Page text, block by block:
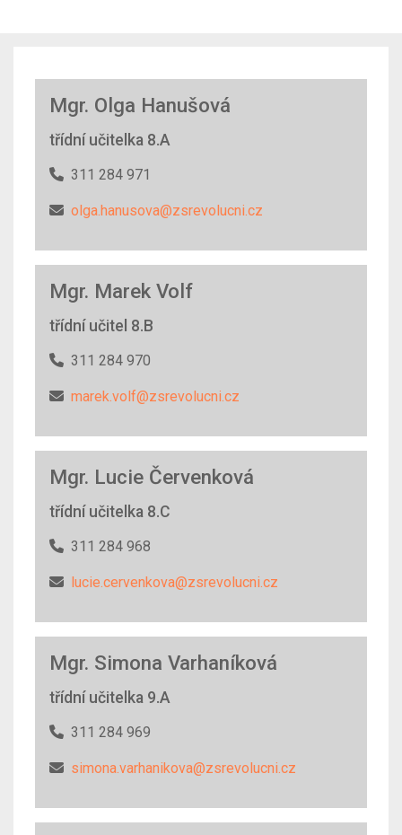
Mgr. Olga Hanušová
třídní učitelka 8.A
311 284 971
olga.hanusova@zsrevolucni.cz
Mgr. Marek Volf
třídní učitel 8.B
311 284 970
marek.volf@zsrevolucni.cz
Mgr. Lucie Červenková
třídní učitelka 8.C
311 284 968
lucie.cervenkova@zsrevolucni.cz
Mgr. Simona Varhaníková
třídní učitelka 9.A
311 284 969
simona.varhanikova@zsrevolucni.cz